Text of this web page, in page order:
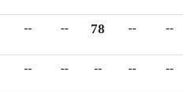
-- -- 78 -- --
-- -- -- -- --